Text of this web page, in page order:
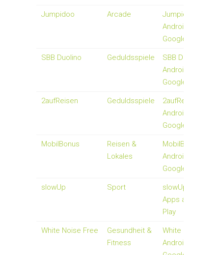
Jumpidoo Arcade
Jumpidoo -
Android-Apps auf
Google Play
SBB Duolino Geduldsspiele
SBB Duolino -
Android-Apps auf
Google Play
2aufReisen Geduldsspiele
2aufReisen -
Android-Apps auf
Google Play
MobilBonus
Reisen &
Lokales
MobilBonus -
Android-Apps auf
Google Play
slowUp Sport
slowUp - Android-
Apps auf Google
Play
White Noise Free
Gesundheit &
Fitness
White Noise Lite -
Android-Apps auf